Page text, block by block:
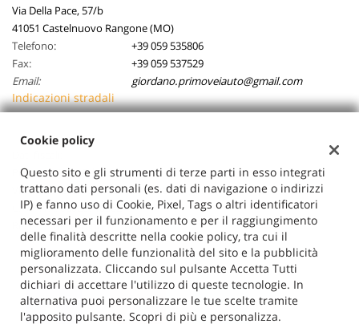
Via Della Pace, 57/b
41051 Castelnuovo Rangone (MO)
Telefono:
+39 059 535806
Fax:
+39 059 537529
Email:
giordano.primoveiauto@gmail.com
Indicazioni stradali
Primovei Auto Srl
Via Della Pace, 57/b, Castelnuovo Rangone (MO)
C.F/P.IVA:03026710362
Registro delle imprese:MO
Cookie policy
Questo sito e gli strumenti di terze parti in esso integrati
trattano dati personali (es. dati di navigazione o indirizzi
IP) e fanno uso di Cookie, Pixel, Tags o altri identificatori
necessari per il funzionamento e per il raggiungimento
delle finalità descritte nella cookie policy, tra cui il
miglioramento delle funzionalità del sito e la pubblicità
personalizzata. Cliccando sul pulsante Accetta Tutti
dichiari di accettare l'utilizzo di queste tecnologie. In
alternativa puoi personalizzare le tue scelte tramite
l'apposito pulsante. Scopri di più e personalizza.